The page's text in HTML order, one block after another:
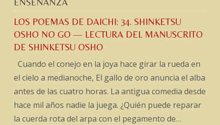
ENSEÑANZA
LOS POEMAS DE DAICHI: 34. SHINKETSU
OSHO NO GO — LECTURA DEL MANUSCRITO
DE SHINKETSU OSHO
Cuando el conejo en la joya hace girar la rueda en
el cielo a medianoche, El gallo de oro anuncia el alba
antes de las cuatro horas. La antigua comedia desde
hace mil años nadie la juega. ¿Quién puede reparar
la cuerda rota del arpa con el pegamento de…